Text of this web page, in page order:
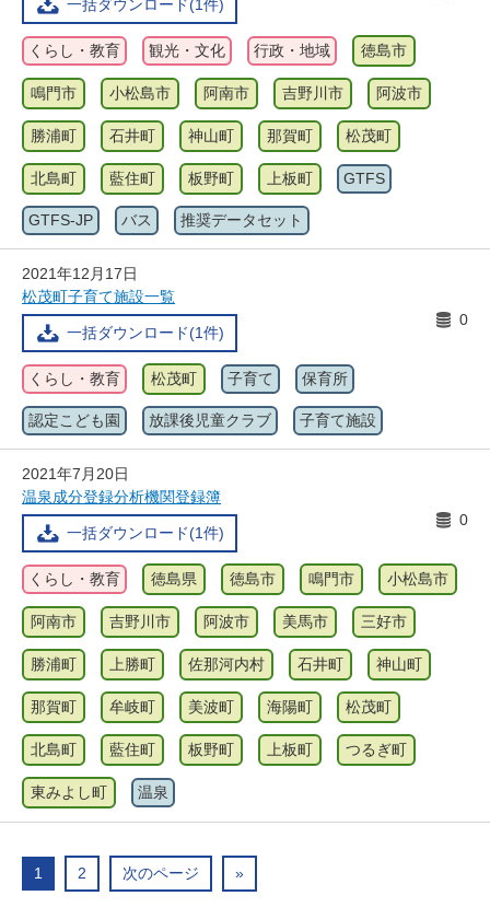
一括ダウンロード(1件)
くらし・教育 観光・文化 行政・地域 徳島市
鳴門市 小松島市 阿南市 吉野川市 阿波市
勝浦町 石井町 神山町 那賀町 松茂町
北島町 藍住町 板野町 上板町 GTFS
GTFS-JP バス 推奨データセット
2021年12月17日
松茂町子育て施設一覧
一括ダウンロード(1件)
0
くらし・教育 松茂町 子育て 保育所
認定こども園 放課後児童クラブ 子育て施設
2021年7月20日
温泉成分登録分析機関登録簿
一括ダウンロード(1件)
0
くらし・教育 徳島県 徳島市 鳴門市 小松島市
阿南市 吉野川市 阿波市 美馬市 三好市
勝浦町 上勝町 佐那河内村 石井町 神山町
那賀町 牟岐町 美波町 海陽町 松茂町
北島町 藍住町 板野町 上板町 つるぎ町
東みよし町 温泉
1 2 次のページ »